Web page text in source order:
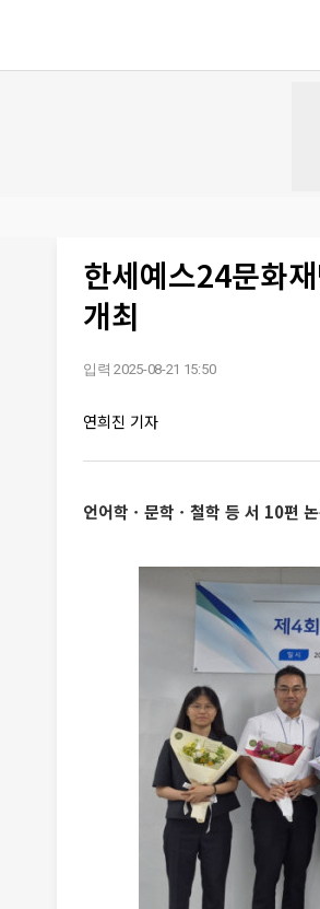
한세예스24문화
개최
입력 2025-08-21 15:50
연희진 기자
언어학ㆍ문학ㆍ철학 등 서 10편